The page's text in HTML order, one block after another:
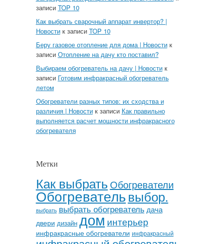
записи TOP 10
Как выбрать сварочный аппарат инвертор? |
Новостик записи TOP 10
Беру газовое отопление для дома | Новостик
записи Отопление на дачу кто поставил?
Выбираем обогреватель на дачу | Новостик
записи Готовим инфракрасный обогреватель
летом
Обогреватели разных типов: их сходства и
различия | Новостик записи Как правильно
выполняется расчет мощности инфракрасного
обогревателя
Метки
Как выбрать Обогреватели
Обогревательвыбор.
выбрать выбрать обогреватель дача
двери дизайн дом интерьер
инфракрасные обогреватели инфракрасный